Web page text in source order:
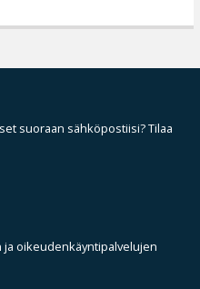
suoraan sähköpostiisi? Tilaa
oikeudenkäyntipalvelujen